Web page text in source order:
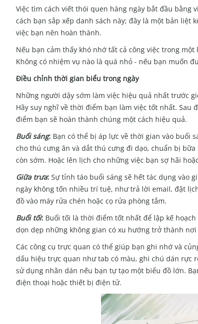
Việc tìm cách viết thói quen hàng ngày bắt đầu bằng
cách bạn sắp xếp danh sách này; đây là một bản liệt
việc bạn nên hoàn thành.
Nếu bạn cảm thấy khó nhớ tất cả công việc trong
Không có nhiệm vụ nào là quá nhỏ - nếu bạn muốn
Điều chỉnh thời gian biểu trong ngày
Những người dậy sớm làm việc hiệu quả nhất trước
Hãy suy nghĩ về thời điểm bạn làm việc tốt nhất.
điểm bạn sẽ hoàn thành chúng một cách hiệu quả.
Buổi sáng:Bạn có thể bị áp lực về thời gian vào buổi
cho thú cưng ăn và dắt thú cưng đi dạo, chuẩn bị
còn sớm. Hoặc lên lịch cho những việc bạn sợ hãi
Giữa trưa:Sự tỉnh táo buổi sáng sẽ hết tác dụng vào
ngày không tốn nhiều trí tuệ, như trả lời email, đặt
đồ vào máy rửa chén hoặc cọ rửa phòng tắm.
Buổi tối:Buổi tối là thời điểm tốt nhất để lập kế hoạch
dọn dẹp những không gian có xu hướng trở thành
Các công cụ trực quan có thể giúp bạn ghi nhớ và
dấu hiệu trực quan như tab có màu, ghi chú dán rực
sử dụng nhãn dán nếu bạn tự tạo một biểu đồ lớn.
điện thoại hoặc thiết bị điện tử.